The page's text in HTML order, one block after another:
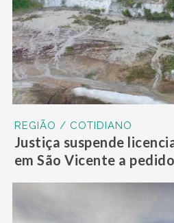
REGIÃO / COTIDIANO
Justiça suspende
em São Vicente a